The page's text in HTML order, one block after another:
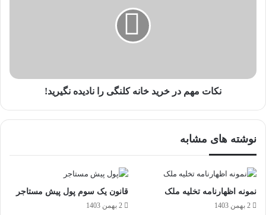
نکات مهم در خرید خانه کلنگی را نادیده نگیرید!
نوشته های مشابه
نمونه اظهارنامه تخلیه ملک
2 بهمن 1403
قانون یک سوم پول پیش مستاجر
2 بهمن 1403